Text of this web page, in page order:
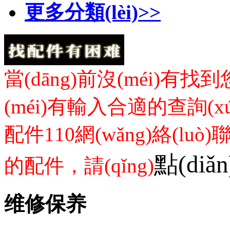
更多分類(lèi)>>
當(dāng)前沒(méi)有找
(méi)有輸入合適的查詢
配件110網(wǎng)絡(luò)
的配件，請(qǐng)點
维修保养